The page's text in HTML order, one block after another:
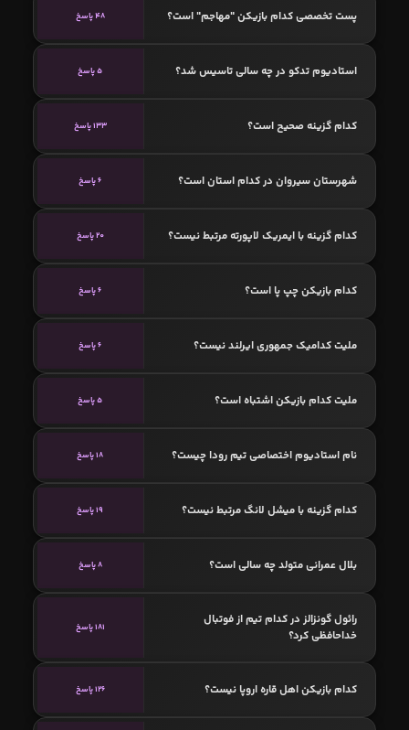
پست تخصصی کدام بازیکن "مهاجم" است؟ 48 پاسخ
استادیوم تدکو در چه سالی تاسیس شد؟ 5 پاسخ
کدام گزینه صحیح است؟ 133 پاسخ
شهرستان سیروان در کدام استان است؟ 6 پاسخ
کدام گزینه با ایمریک لاپورته مرتبط نیست؟ 20 پاسخ
کدام بازیکن چپ پا است؟ 6 پاسخ
ملیت کدامیک جمهوری ایرلند نیست؟ 6 پاسخ
ملیت کدام بازیکن اشتباه است؟ 5 پاسخ
نام استادیوم اختصاصی تیم رودا چیست؟ 18 پاسخ
کدام گزینه با میشل لانگ مرتبط نیست؟ 19 پاسخ
بلال عمرانی متولد چه سالی است؟ 8 پاسخ
رائول گونزالز در کدام تیم از فوتبال
خداحافظی کرد؟
181 پاسخ
کدام بازیکن اهل قاره اروپا نیست؟ 126 پاسخ